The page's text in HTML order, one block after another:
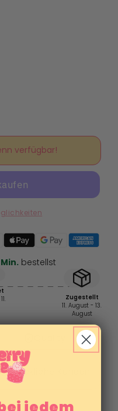
verfügbar!
Min. bestellst
Zugestellt
11. August - 13.
August
jedem